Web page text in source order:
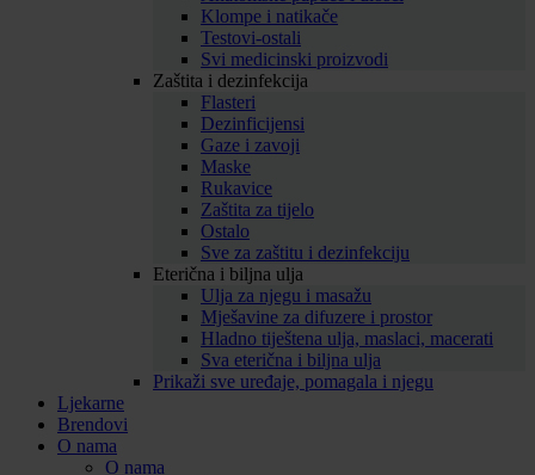
Klompe i natikače
Testovi-ostali
Svi medicinski proizvodi
Zaštita i dezinfekcija
Flasteri
Dezinficijensi
Gaze i zavoji
Maske
Rukavice
Zaštita za tijelo
Ostalo
Sve za zaštitu i dezinfekciju
Eterična i biljna ulja
Ulja za njegu i masažu
Mješavine za difuzere i prostor
Hladno tiještena ulja, maslaci, macerati
Sva eterična i biljna ulja
Prikaži sve uređaje, pomagala i njegu
Ljekarne
Brendovi
O nama
O nama